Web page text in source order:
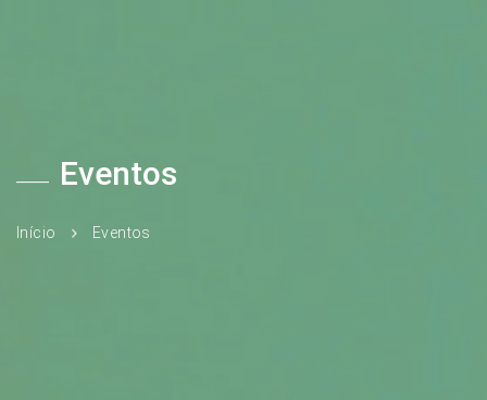
Eventos
Início Eventos